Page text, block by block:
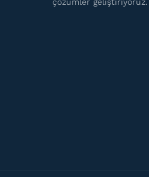
çözümler geliştiriyoruz.